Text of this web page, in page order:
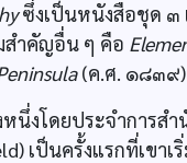
ซึ่งเป็นหนังสือชุด ๓
สำคัญอื่น ๆ คือ
(ค.ศ. ๑๘๓๙)
นึ่งโดยประจำการ
เป็นครั้งแรกที่เข